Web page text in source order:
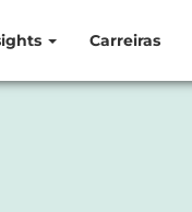
Carreiras